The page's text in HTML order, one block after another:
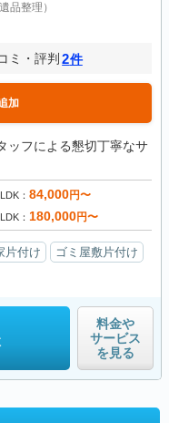
品整理）
ミ・評判 2件
加
ッフによる懇切丁寧なサ
84,000円〜
180,000円〜
片付け
ゴミ屋敷片付け
料金や
サービス
を見る